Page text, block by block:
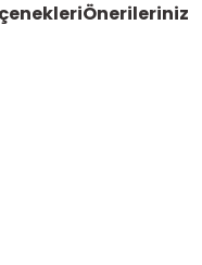
Önerileriniz